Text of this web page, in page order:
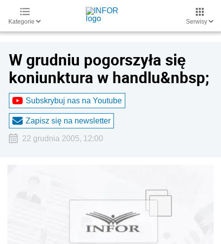
Kategorie Serwisy
W grudniu pogorszyła się
koniunktura w handlu&nbsp;
Subskrybuj nas na Youtube
Zapisz się na newsletter
22 grudnia 2005, 12:00